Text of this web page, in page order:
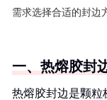
需求选择合适的封边
一、热熔胶封
热熔胶封边是颗粒